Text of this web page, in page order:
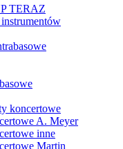
TERAZ
koncertowe
A. Meyer
inne
Martin